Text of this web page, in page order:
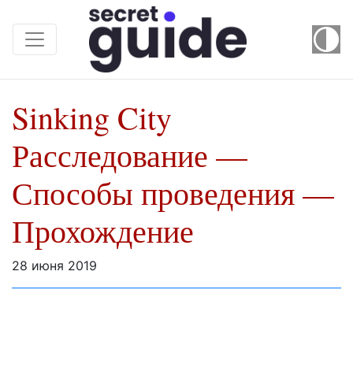
Sinking City
Расследование —
Способы проведения —
Прохождение
28 июня 2019